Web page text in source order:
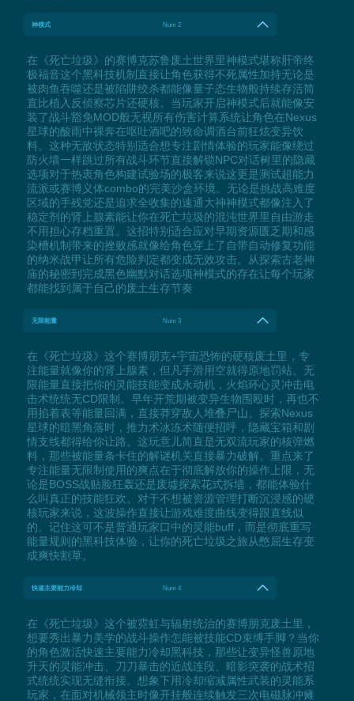
神模式 Num 2
在《死亡垃圾》的赛博克苏鲁废土世界里神模式堪称肝帝终
极福音这个黑科技机制直接让角色获得不死属性加持无论是
被肉鱼吞噬还是被陷阱绞杀都能像量子态生物般持续存活简
直比植入反侦察芯片还硬核。当玩家开启神模式后就能像安
装了战斗豁免MOD般无视所有伤害计算系统让角色在Nexus
星球的酸雨中裸奔在呕吐酒吧的致命调酒台前狂炫变异饮
料。这种无敌状态特别适合想专注剧情体验的玩家能像绕过
防火墙一样跳过所有战斗环节直接解锁NPC对话树里的隐藏
选项对于热衷角色构建试验场的极客来说这更是测试超能力
流派或赛博义体combo的完美沙盒环境。无论是挑战高难度
区域的手残党还是追求全收集的速通大神神模式都像注入了
稳定剂的肾上腺素能让你在死亡垃圾的混沌世界里自由游走
不用担心存档重置。这招特别适合应对早期资源匮乏期和感
染槽机制带来的挫败感就像给角色穿上了自带自动修复功能
的纳米战甲让所有危险判定都变成无效攻击。从探索古老神
庙的秘密到完成黑色幽默对话选项神模式的存在让每个玩家
都能找到属于自己的废土生存节奏
无限能量 Num 3
在《死亡垃圾》这个赛博朋克+宇宙恐怖的硬核废土里，专
注能量就像你的肾上腺素，但凡手滑用空就得原地罚站。无
限能量直接把你的灵能技能变成永动机，火焰环心灵冲击电
击术统统无CD限制。早年开荒期被变异生物围殴时，再也不
用掐着表等能量回满，直接莽穿敌人堆叠尸山。探索Nexus
星球的暗黑角落时，推力术冰冻术随便招呼，隐藏宝箱和剧
情支线都得给你让路。这玩意儿简直是无双流玩家的核弹燃
料，那些被能量条卡住的解谜机关直接暴力破解。重点来了
专注能量无限制使用的爽点在于彻底解放你的操作上限，无
论是BOSS战贴脸狂轰还是废墟探索花式拆墙，都能体验什
么叫真正的技能狂欢。对于不想被资源管理打断沉浸感的硬
核玩家来说，这波操作直接让游戏难度曲线变得跟直线似
的。记住这可不是普通玩家口中的灵能buff，而是彻底重写
能量规则的黑科技体验，让你的死亡垃圾之旅从憋屈生存变
成爽快割草。
快速主要能力冷却 Num 4
在《死亡垃圾》这个被霓虹与辐射统治的赛博朋克废土里，
想要秀出暴力美学的战斗操作怎能被技能CD束缚手脚？当你
的角色激活快速主要能力冷却黑科技，那些让变异怪兽原地
升天的灵能冲击、刀刀暴击的近战连段、暗影突袭的战术招
式统统实现无缝衔接。想象下用冷却缩减属性武装的灵能系
玩家，在面对机械领主时像开挂般连续触发三次电磁脉冲瘫